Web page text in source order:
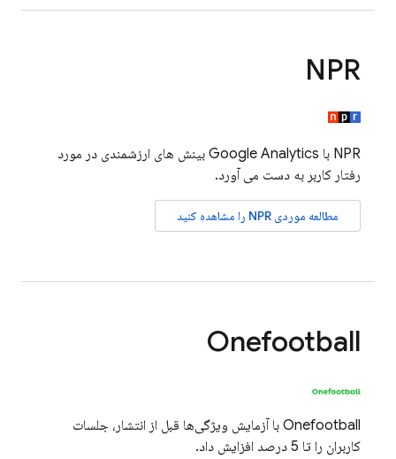
NPR
NPR با Google Analytics بینش های ارزشمندی در مورد
رفتار کاربر به دست می آورد.
مطالعه موردی NPR را مشاهده کنید
Onefootball
Onefootball با آزمایش ویژگی‌ها قبل از انتشار، جلسات
کاربران را تا 5 درصد افزایش داد.